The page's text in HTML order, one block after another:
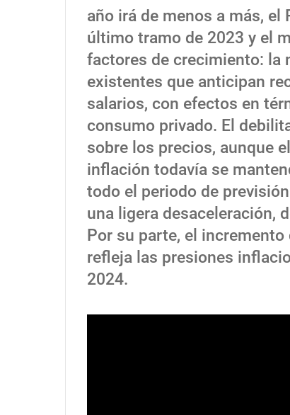
año irá de menos a más, el
último tramo de 2023 y el
factores de crecimiento: la
existentes que anticipan
salarios, con efectos en
consumo privado. El
sobre los precios, aunque
inflación todavía se
todo el periodo de
una ligera desaceleración,
Por su parte, el
refleja las presiones
2024.